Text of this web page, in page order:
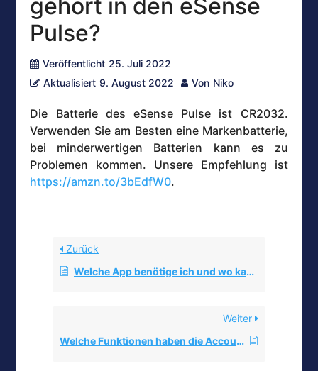
gehört in den eSense
Pulse?
Veröffentlicht 25. Juli 2022
Aktualisiert 9. August 2022 Von Niko
Die Batterie des eSense Pulse ist CR2032.
Verwenden Sie am Besten eine Markenbatterie,
bei minderwertigen Batterien kann es zu
Problemen kommen. Unsere Empfehlung ist
https://amzn.to/3bEdfW0.
Zurück
Welche App benötige ich und wo kann ich sie runterladen?
Weiter
Welche Funktionen haben die Accounts und die Clouds in der eSense App? Brauche ich einen Account?